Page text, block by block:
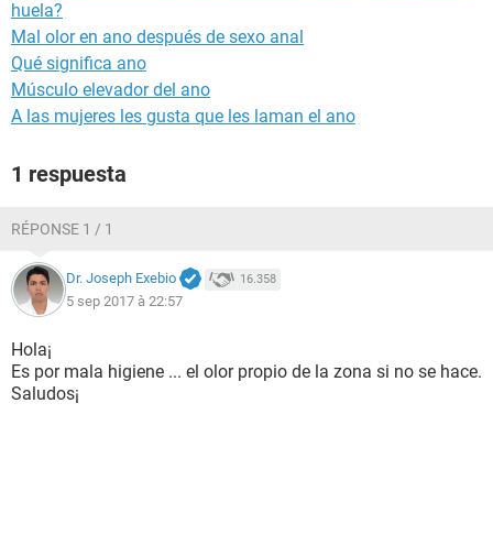
huela?
Mal olor en ano después de sexo anal
Qué significa ano
Músculo elevador del ano
A las mujeres les gusta que les laman el ano
1 respuesta
RÉPONSE 1 / 1
Dr. Joseph Exebio 16.358
5 sep 2017 à 22:57
Hola¡
Es por mala higiene ... el olor propio de la zona si no se hace.
Saludos¡